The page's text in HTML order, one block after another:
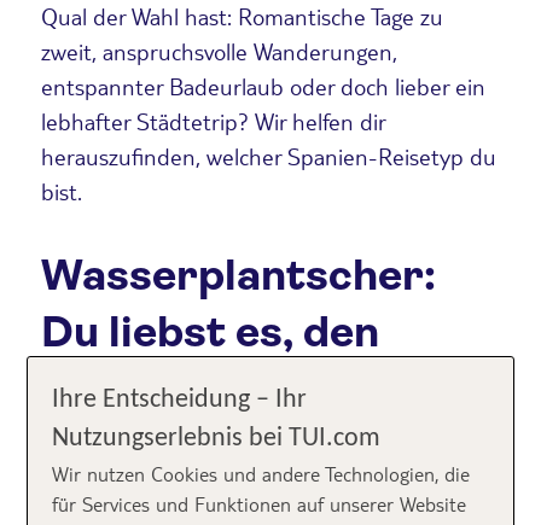
Qual der Wahl hast: Romantische Tage zu
zweit, anspruchsvolle Wanderungen,
entspannter Badeurlaub oder doch lieber ein
lebhafter Städtetrip? Wir helfen dir
herauszufinden, welcher Spanien-Reisetyp du
bist.
Wasserplantscher:
Du liebst es, den
ganzen Tag im Meer
und am Strand zu
verbringen?
Ihre Entscheidung – Ihr
Nutzungserlebnis bei TUI.com
Wir nutzen Cookies und andere Technologien, die
für Services und Funktionen auf unserer Website